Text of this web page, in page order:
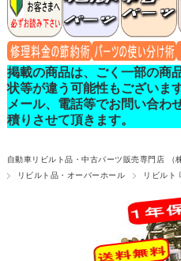
掲載の商品は、ごく一部の商
状等が違う可能性もございます
メール、電話等でお問い合わ
積りさせて頂きます。
自動車リビルト品・中古パーツ販売専門店 （
リビルト品・オーバーホール
リビルト